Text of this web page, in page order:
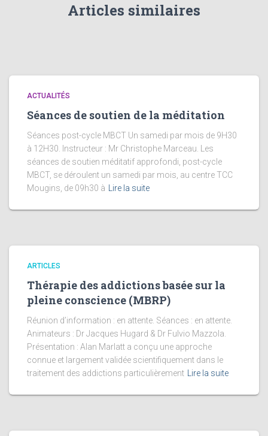
Articles similaires
ACTUALITÉS
Séances de soutien de la méditation
Séances post-cycle MBCT Un samedi par mois de 9H30
à 12H30. Instructeur : Mr Christophe Marceau. Les
séances de soutien méditatif approfondi, post-cycle
MBCT, se déroulent un samedi par mois, au centre TCC
Mougins, de 09h30 à
Lire la suite
ARTICLES
Thérapie des addictions basée sur la
pleine conscience (MBRP)
Réunion d’information : en attente. Séances : en attente.
Animateurs : Dr Jacques Hugard & Dr Fulvio Mazzola.
Présentation : Alan Marlatt a conçu une approche
connue et largement validée scientifiquement dans le
traitement des addictions particulièrement
Lire la suite